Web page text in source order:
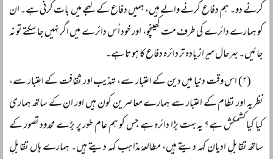
کرنے دو۔ ہم دفاع کرنے والے ہیں، ہمیں دفاع کے لہجے میں بات کرنی ہے۔ ان
کو ہمارے دائرے کی طرف مت کھینچو، اور خود اُس دائرے میں اگر نہیں جا سکتے تو نہ
جائیں۔ بہرحال میرا زیادہ تر دائرہ دفاع کا ہوتا ہے۔
(۲) اس وقت دنیا میں دین کے اعتبار سے، تہذیب اور ثقافت کے اعتبار سے،
نظریہ اور نظام کے اعتبار سے ہمارے معاصرین کون ہیں اور ان کے ساتھ ہماری
کیا کیا کشمکش ہے؟ یہ بہت بڑا دائرہ ہے جس کو ہم عام طور پر بڑے محدود تصور کے
ساتھ تقابلِ ادیان کہہ دیتے ہیں، مطالعۂ مذاہب کہہ دیتے ہیں۔ ہمارے ہاں تقابلِ